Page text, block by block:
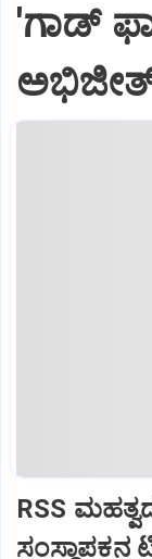
'ಗಾಡ್
ಅಭಿಜೀತ್
RSS
ಸಂಸ್ಥಾಪಕನ